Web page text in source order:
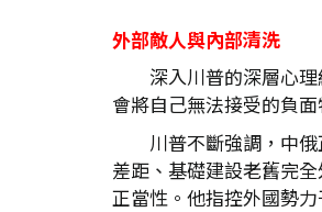
外部敵人與內部清洗
深入川普的深層心
會將自己無法接受的負
川普不斷強調，中
差距、基礎建設老舊完
正當性。他指控外國勢